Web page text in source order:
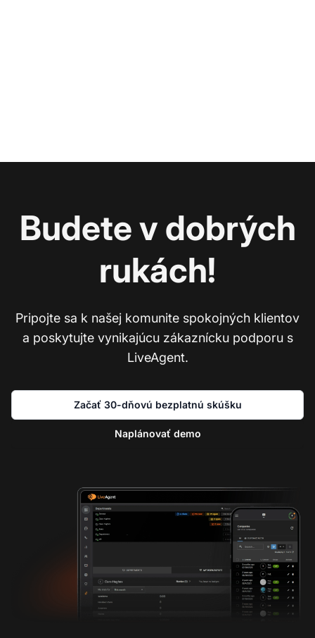
Budete v dobrých
rukách!
Pripojte sa k našej komunite spokojných klientov
a poskytujte vynikajúcu zákaznícku podporu s
LiveAgent.
Začať 30-dňovú bezplatnú skúšku
Naplánovať demo